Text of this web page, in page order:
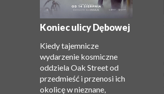
Koniec ulicy Dębowej
Kiedy tajemnicze
wydarzenie kosmiczne
oddziela Oak Street od
przedmieść i przenosi ich
okolicę w nieznane,